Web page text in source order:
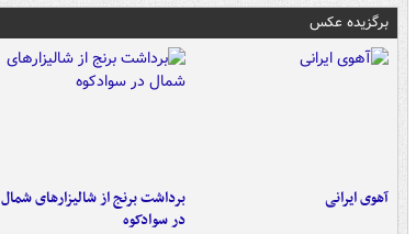
برگزیده عکس
آهوی ایرانی
برداشت برنج از شالیزارهای شمال
در سوادکوه